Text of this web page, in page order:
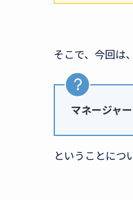
そこで、今回は
マネージャ
ということにつ